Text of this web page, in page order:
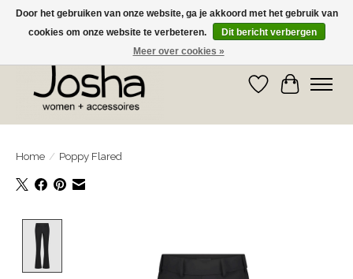
GRATIS OPHALEN IN DE WINKEL EN GRATIS VERZENDING VANAF € 75,00
Verlanglijst
Home / Poppy Flared
Door het gebruiken van onze website, ga je akkoord met het gebruik van
cookies om onze website te verbeteren.
Dit bericht verbergen
Meer over cookies »